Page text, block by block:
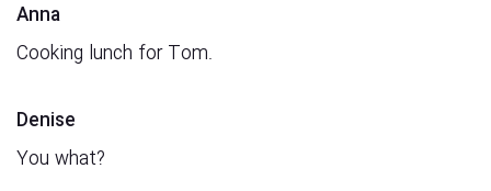
Anna
Cooking lunch for Tom.
Denise
You what?